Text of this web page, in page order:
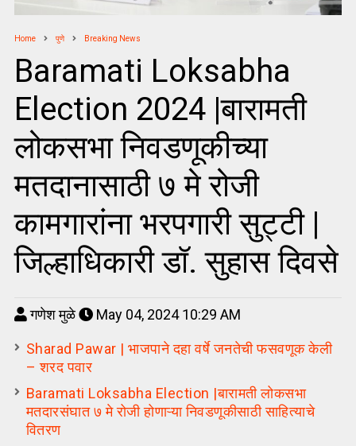
Home पुणे Breaking News
Baramati Loksabha
Election 2024 |बारामती
लोकसभा निवडणूकीच्या
मतदानासाठी ७ मे रोजी
कामगारांना भरपगारी सुट्टी |
जिल्हाधिकारी डॉ. सुहास दिवसे
गणेश मुळे May 04, 2024 10:29 AM
Sharad Pawar | भाजपाने दहा वर्षे जनतेची फसवणूक केली
– शरद पवार
Baramati Loksabha Election |बारामती लोकसभा
मतदारसंघात ७ मे रोजी होणाऱ्या निवडणूकीसाठी साहित्याचे
वितरण